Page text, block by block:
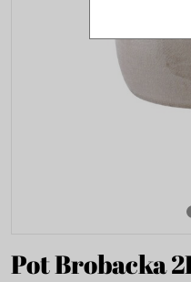
Pot Brobacka